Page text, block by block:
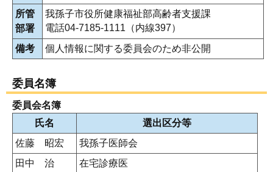
所管
部署
我孫子市役所健康福祉部高齢者支援課
電話04-7185-1111（内線397）
備考
個人情報に関する委員会のため非公開
委員名簿
委員会名簿
氏名
選出区分等
佐藤 昭宏
我孫子医師会
田中 治
在宅診療医